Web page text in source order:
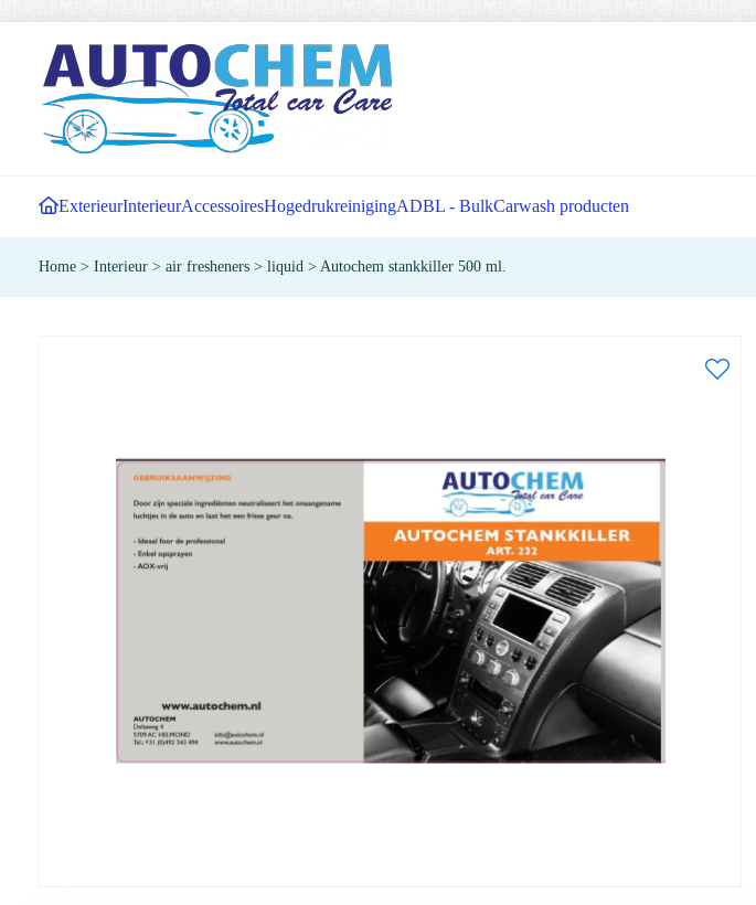
ExterieurInterieurAccessoiresHogedrukreinigingADBL - BulkCarwash producten
Home > Interieur > air fresheners > liquid > Autochem stankkiller 500 ml.